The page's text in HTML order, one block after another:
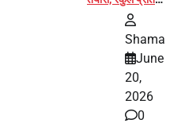
और प्रज्ञा जायसवाल
बनीं योग अभियान का
Shama
June
20,
2026
0